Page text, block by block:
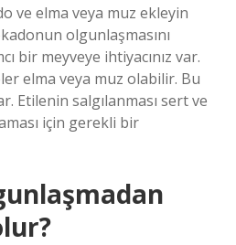
ve elma veya muz ekleyin
olgunlaşmasını
bir meyveye ihtiyacınız var.
elma veya muz olabilir. Bu
Etilenin salgılanması sert ve
için gerekli bir